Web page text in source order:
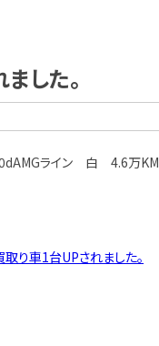
した。
ライン 白 4.6万KM
取り車1台UPされました。